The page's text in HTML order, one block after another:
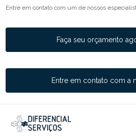
Entre em contato com um de nossos
Faça seu orçamento
Entre em contato com a